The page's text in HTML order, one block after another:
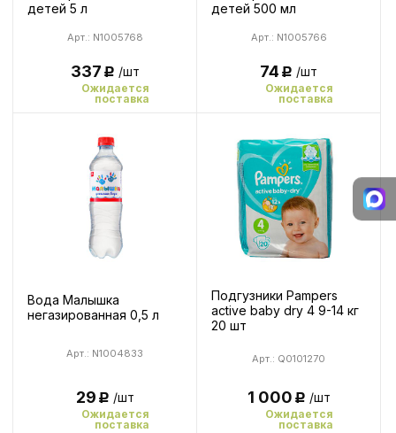
детей 5 л
Арт.: N1005768
337Р /шт
Ожидается
поставка
детей 500 мл
Арт.: N1005766
74Р /шт
Ожидается
поставка
Вода Малышка
негазированная 0,5 л
Арт.: N1004833
29Р /шт
Ожидается
поставка
Подгузники Pampers
active baby dry 4 9-14 кг
20 шт
Арт.: Q0101270
1 000Р /шт
Ожидается
поставка